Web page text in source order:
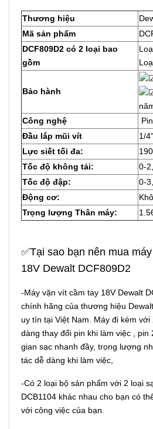
Thương hiệu
Mã sản phẩm
DCF809D2 có 2 loại bao
gồm
Bảo hành
Công nghệ
Đầu lắp mũi vít
1/
Lực siết tối đa:
Tốc độ không tải:
0-
Tốc độ đập:
0-
Động cơ:
Trọng lượng Thân máy:
✅Tại sao bạn nên mua
18V Dewalt DCF809D2
-Máy vặn vít cầm tay 18V Dewalt
chính hãng của thương hiệu
uy tín tại Việt Nam. Máy đi kèm với
dàng thay đổi pin khi làm việc , pin
gian sạc nhanh đầy, trọng lượng
tác dễ dàng khi làm việc,
-Có 2 loại bộ sản phẩm với 2 loại
DCB1104 khác nhau cho bạn có
với công việc của bạn.